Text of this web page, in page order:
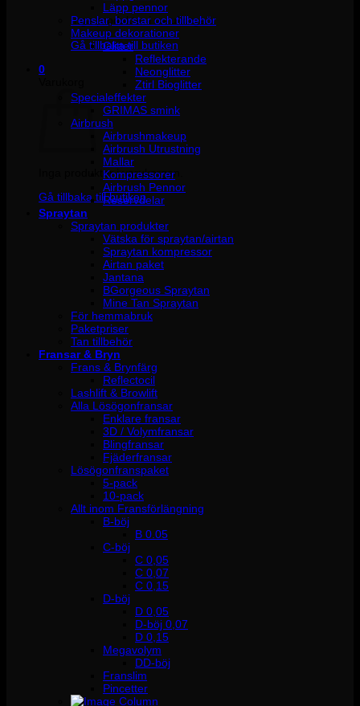
Inga produkter i varukorgen.
Gå tillbaka till butiken
0
Inga produkter i varukorgen.
Gå tillbaka till butiken
Läpp pennor
Penslar, borstar och tillbehör
Makeup dekorationer
Glitter
Reflekterande
Neonglitter
Ztirl Bioglitter
Specialeffekter
GRIMAS smink
Airbrush
Airbrushmakeup
Airbrush Utrustning
Mallar
Kompressorer
Airbrush Pennor
Reservdelar
Spraytan
Spraytan produkter
Vätska för spraytan/airtan
Spraytan kompressor
Airtan paket
Jantana
BGorgeous Spraytan
Mine Tan Spraytan
För hemmabruk
Paketpriser
Tan tillbehör
Fransar & Bryn
Frans & Brynfärg
Reflectocil
Lashlift & Browlift
Alla Lösögonfransar
Enklare fransar
3D / Volymfransar
Blingfransar
Fjäderfransar
Lösögonfranspaket
5-pack
10-pack
Allt inom Fransförlängning
B-böj
B 0.05
C-böj
C 0,05
C 0,07
C 0,15
D-böj
D 0,05
D-böj 0,07
D 0,15
Megavolym
DD-böj
Franslim
Pincetter